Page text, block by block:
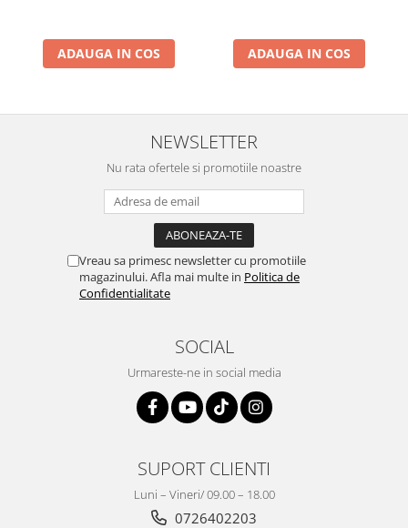
ADAUGA IN COS ADAUGA IN COS
NEWSLETTER
Nu rata ofertele si promotiile noastre
Vreau sa primesc newsletter cu promotiile
magazinului. Afla mai multe in Politica de
Confidentialitate
SOCIAL
Urmareste-ne in social media
SUPORT CLIENTI
Luni – Vineri/ 09.00 – 18.00
0726402203